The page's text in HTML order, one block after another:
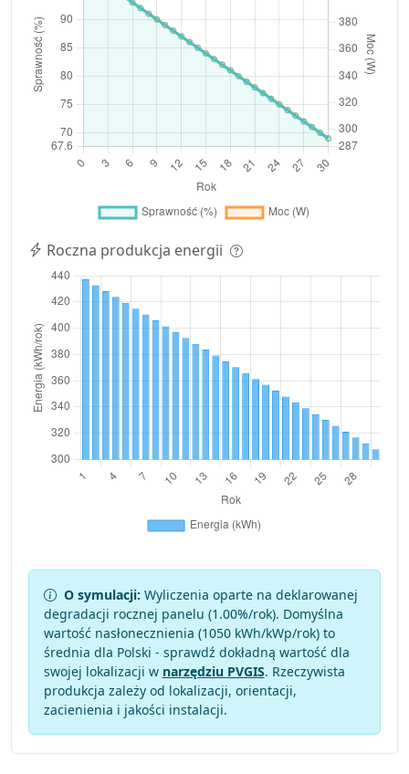
Roczna produkcja energii
O symulacji: Wyliczenia oparte na deklarowanej
degradacji rocznej panelu (1.00%/rok). Domyślna
wartość nasłonecznienia (1050 kWh/kWp/rok) to
średnia dla Polski - sprawdź dokładną wartość dla
swojej lokalizacji w narzędziu PVGIS. Rzeczywista
produkcja zależy od lokalizacji, orientacji,
zacienienia i jakości instalacji.